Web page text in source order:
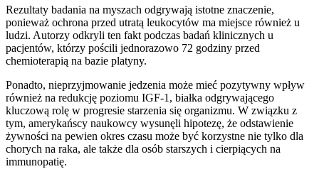
Rezultaty badania na myszach odgrywają istotne znaczenie,
ponieważ ochrona przed utratą leukocytów ma miejsce również u
ludzi. Autorzy odkryli ten fakt podczas badań klinicznych u
pacjentów, którzy pościli jednorazowo 72 godziny przed
chemioterapią na bazie platyny.
Ponadto, nieprzyjmowanie jedzenia może mieć pozytywny wpływ
również na redukcję poziomu IGF-1, białka odgrywającego
kluczową rolę w progresie starzenia się organizmu. W związku z
tym, amerykańscy naukowcy wysunęli hipotezę, że odstawienie
żywności na pewien okres czasu może być korzystne nie tylko dla
chorych na raka, ale także dla osób starszych i cierpiących na
immunopatię.